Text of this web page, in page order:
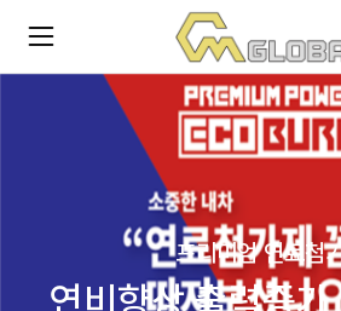
프리미엄 연료첨가제
연비향상 출력증가